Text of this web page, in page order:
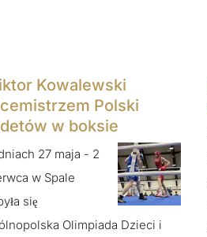
Kowalewski
Polski
w boksie
27 maja - 2
w Spale
się
Olimpiada Dzieci i